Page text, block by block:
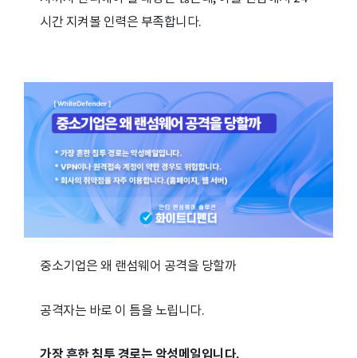
시간 지켜볼 인력은 부족합니다.
중소기업은 왜 랜섬웨어 공격을 당할까
공격자는 바로 이 틈을 노립니다.
가장 흔한 침투 경로는 악성메일입니다.